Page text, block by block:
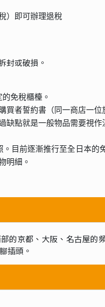
）即可辦理退稅
封或破損。
免稅櫃檯。
者誓約書（同一商店一位
缺點就是一般物品需要視作
目前逐漸推行至全日本
明細。
的京都、大阪、名古屋
插頭。